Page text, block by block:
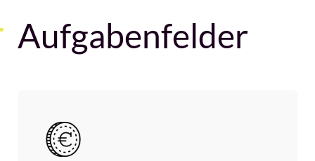
Aufgabenfelder